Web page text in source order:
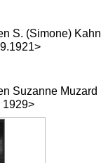
S. (Simone) Kahn
Suzanne Muzard
1929>